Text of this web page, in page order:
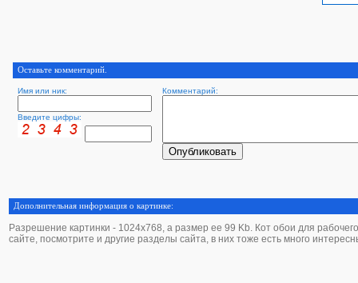
Оставьте комментарий.
Имя или ник: Комментарий:
Введите цифры:
Дополнительная информация о картинке:
Разрешение картинки - 1024х768, а размер ее 99 Kb. Кот обои для
сайте, посмотрите и другие разделы сайта, в них тоже есть много